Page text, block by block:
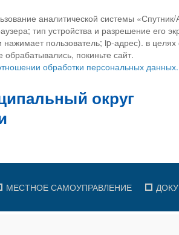
аналитической системы
тип устройства и разрешение его
пользователь; ip-адрес). в
покиньте сайт.
обработки персональных данных.
МЕСТНОЕ САМОУПРАВЛЕНИЕ